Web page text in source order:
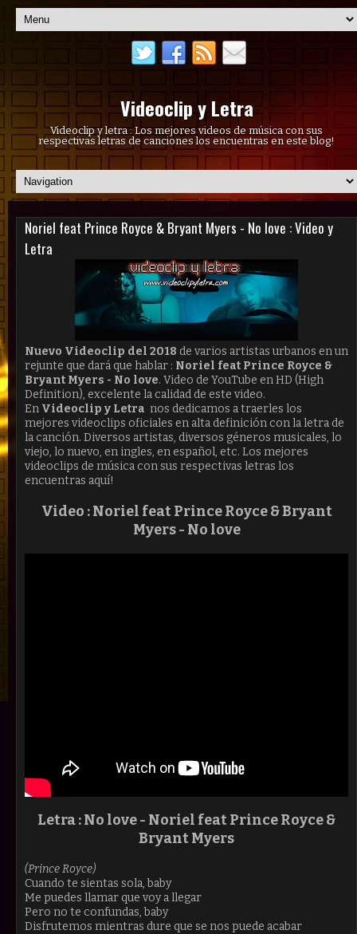
Videoclip y Letra
Videoclip y letra : Los mejores videos de música con sus
respectivas letras de canciones los encuentras en este blog!
Noriel feat Prince Royce & Bryant Myers - No love : Video y
Letra
Nuevo Videoclip del 2018 de varios artistas urbanos en un
rejunte que dará que hablar : Noriel feat Prince Royce &
Bryant Myers - No love. Video de YouTube en HD (High
Definition), excelente la calidad de este video.
En Videoclip y Letra nos dedicamos a traerles los
mejores videoclips oficiales en alta definición con la letra de
la canción. Diversos artistas, diversos géneros musicales, lo
viejo, lo nuevo, en ingles, en español, etc. Los mejores
videoclips de música con sus respectivas letras los
encuentras aquí!
Video :Noriel feat Prince Royce & Bryant
Myers - No love
Letra : No love - Noriel feat Prince Royce &
Bryant Myers
(Prince Royce)
Cuando te sientas sola, baby
Me puedes llamar que voy a llegar
Pero no te confundas, baby
Disfrutemos mientras dure que se nos puede acabar